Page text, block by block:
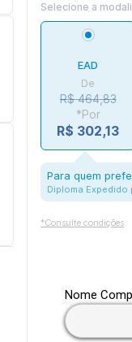
Selecione a
EAD
De
R$ 464,83
*Por
R$ 302,13
Para quem
Diploma
*Consulte condições